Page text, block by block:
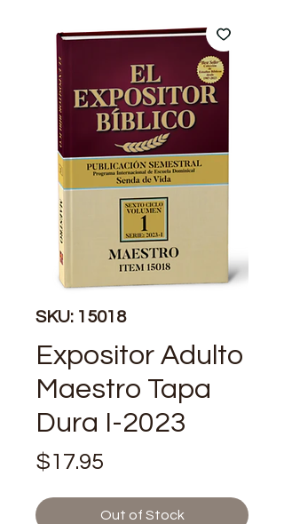
SKU: 15018
Expositor Adulto
Maestro Tapa
Dura I-2023
$17.95
Out of Stock